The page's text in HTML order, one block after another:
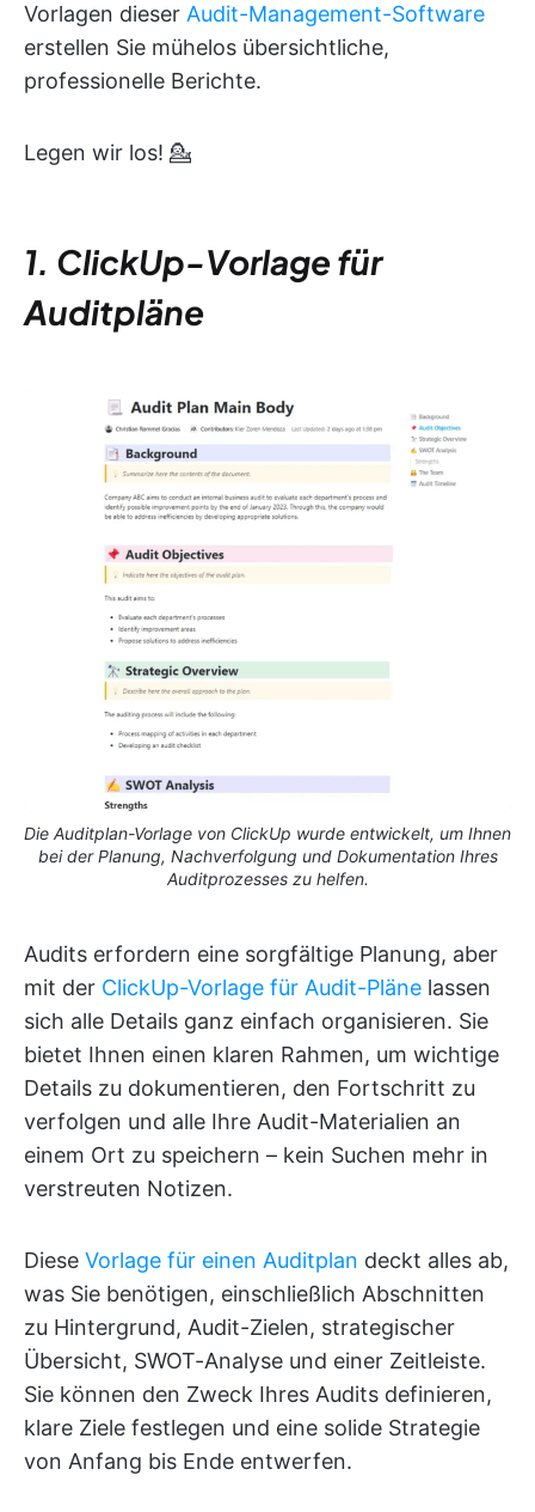
Vorlagen dieser Audit-Management-Software
erstellen Sie mühelos übersichtliche,
professionelle Berichte.
Legen wir los! 💁
1. ClickUp-Vorlage für
Auditpläne
Die Auditplan-Vorlage von ClickUp wurde entwickelt, um Ihnen
bei der Planung, Nachverfolgung und Dokumentation Ihres
Auditprozesses zu helfen.
Audits erfordern eine sorgfältige Planung, aber
mit der ClickUp-Vorlage für Audit-Pläne lassen
sich alle Details ganz einfach organisieren. Sie
bietet Ihnen einen klaren Rahmen, um wichtige
Details zu dokumentieren, den Fortschritt zu
verfolgen und alle Ihre Audit-Materialien an
einem Ort zu speichern – kein Suchen mehr in
verstreuten Notizen.
Diese Vorlage für einen Auditplan deckt alles ab,
was Sie benötigen, einschließlich Abschnitten
zu Hintergrund, Audit-Zielen, strategischer
Übersicht, SWOT-Analyse und einer Zeitleiste.
Sie können den Zweck Ihres Audits definieren,
klare Ziele festlegen und eine solide Strategie
von Anfang bis Ende entwerfen.